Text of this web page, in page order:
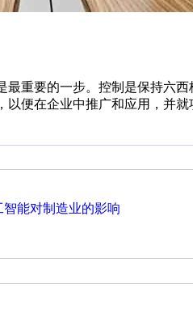
重要的一步。控制是保持六
便在企业中推广和应用，并
能对制造业的影响